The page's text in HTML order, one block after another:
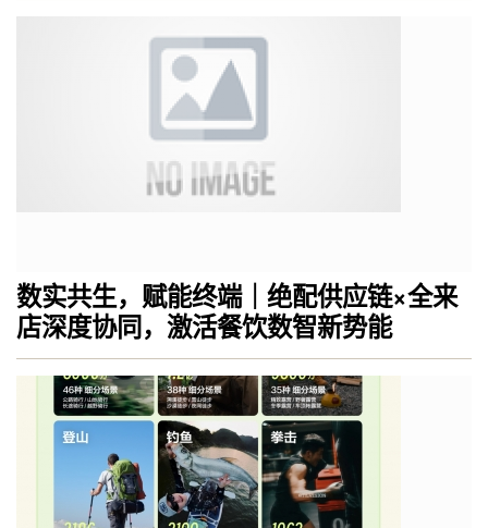
数实共生，赋能终端｜绝配供应链×全来
店深度协同，激活餐饮数智新势能